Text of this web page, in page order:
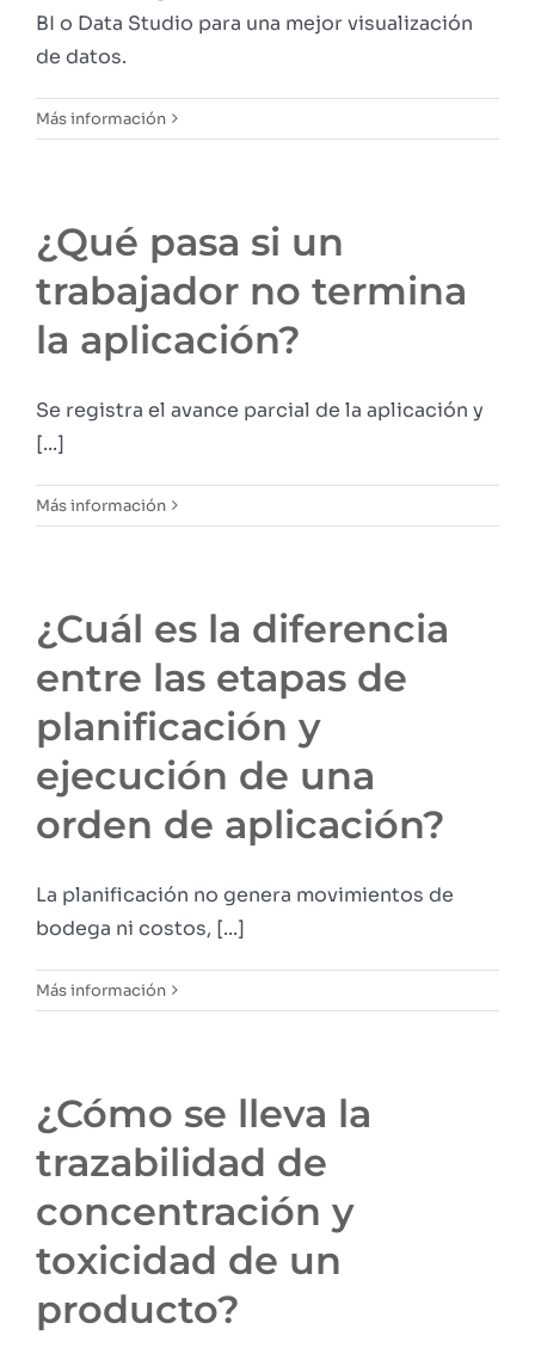
BI o Data Studio para una mejor visualización
de datos.
Más información
¿Qué pasa si un
trabajador no termina
la aplicación?
Se registra el avance parcial de la aplicación y
[...]
Más información
¿Cuál es la diferencia
entre las etapas de
planificación y
ejecución de una
orden de aplicación?
La planificación no genera movimientos de
bodega ni costos, [...]
Más información
¿Cómo se lleva la
trazabilidad de
concentración y
toxicidad de un
producto?